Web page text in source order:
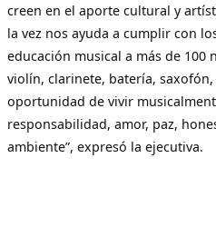
creen en el aporte cultural y
la vez nos ayuda a cumplir con
educación musical a más de
violín, clarinete, batería,
oportunidad de vivir
responsabilidad, amor, paz,
ambiente”, expresó la ejecutiva.